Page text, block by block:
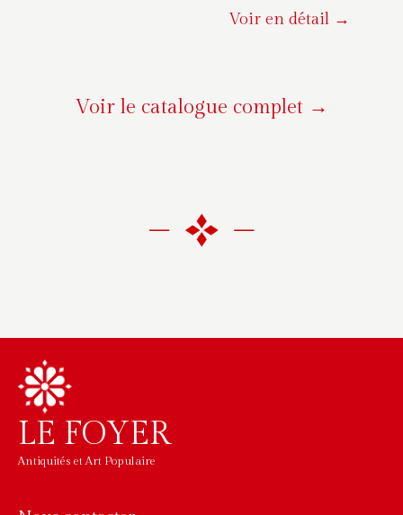
Voir en détail →
Voir le catalogue complet →
LE FOYER
Antiquités et Art Populaire